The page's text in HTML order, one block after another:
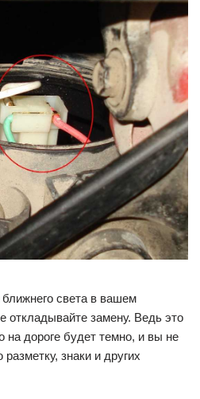
света в вашем
откладывайте замену. Ведь это
на дороге будет темно, и вы не
знаки и других